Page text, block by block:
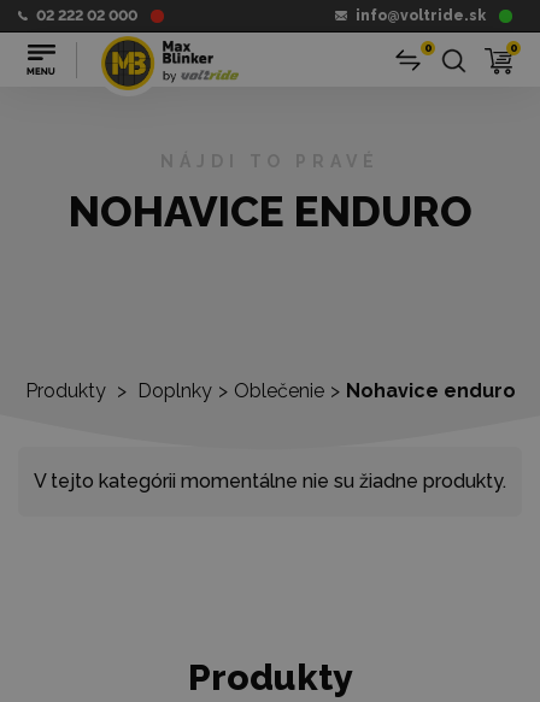
02 222 02 000 info@voltride.sk
0 0
Produkty > Doplnky > Oblečenie > Nohavice enduro
NOHAVICE ENDURO
V tejto kategórii momentálne nie su žiadne produkty.
Produkty